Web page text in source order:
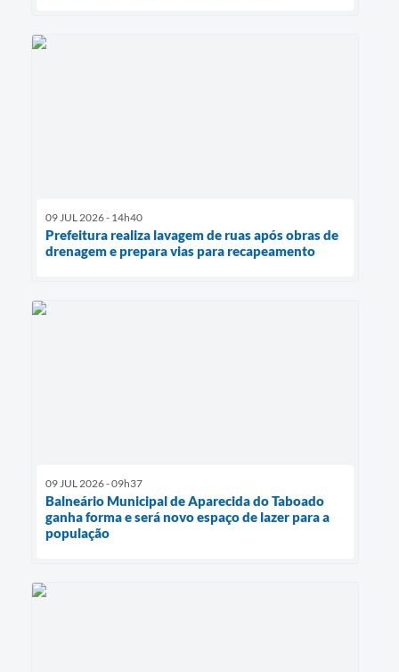
09 JUL 2026 - 14h40
Prefeitura realiza lavagem de ruas após obras de
drenagem e prepara vias para recapeamento
09 JUL 2026 - 09h37
Balneário Municipal de Aparecida do Taboado
ganha forma e será novo espaço de lazer para a
população